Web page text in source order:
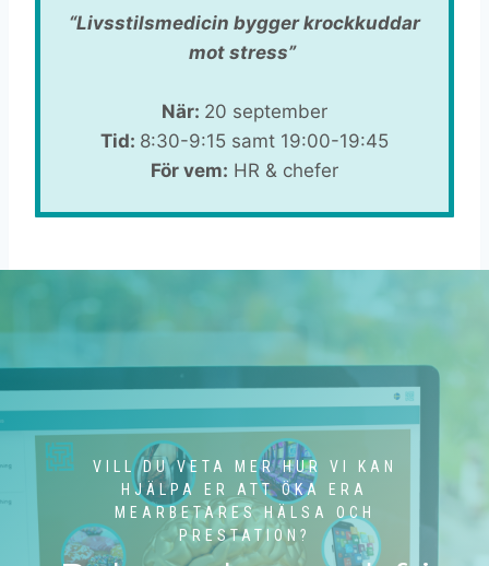
“Livsstilsmedicin bygger krockkuddar
mot stress”
När: 20 september
Tid: 8:30-9:15 samt 19:00-19:45
För vem: HR & chefer
VILL DU VETA MER HUR VI KAN
HJÄLPA ER ATT ÖKA ERA
MEARBETARES HÄLSA OCH
PRESTATION?